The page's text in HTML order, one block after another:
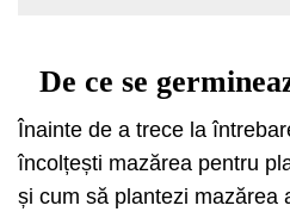
De ce se
Înainte de a trece la
încolțești mazărea pentru
și cum să plantezi mazărea